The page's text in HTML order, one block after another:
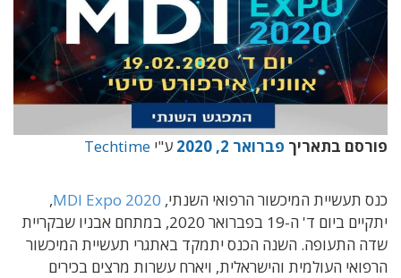
פורסם בתאריך פברואר 2, 2020 ע"י Techtime
כנס תעשיית המיכשור הרפואי השנתי, MDI Expo 2020
,
יתקיים ביום ד' ה-19 בפברואר 2020, במתחם אבניו שבקריית
שדה התעופה. השנה הכנס יתמקד באתגרי תעשיית המיכשור
הרפואי העולמית והישראלית, ויארח עשרות מרצים בכירים